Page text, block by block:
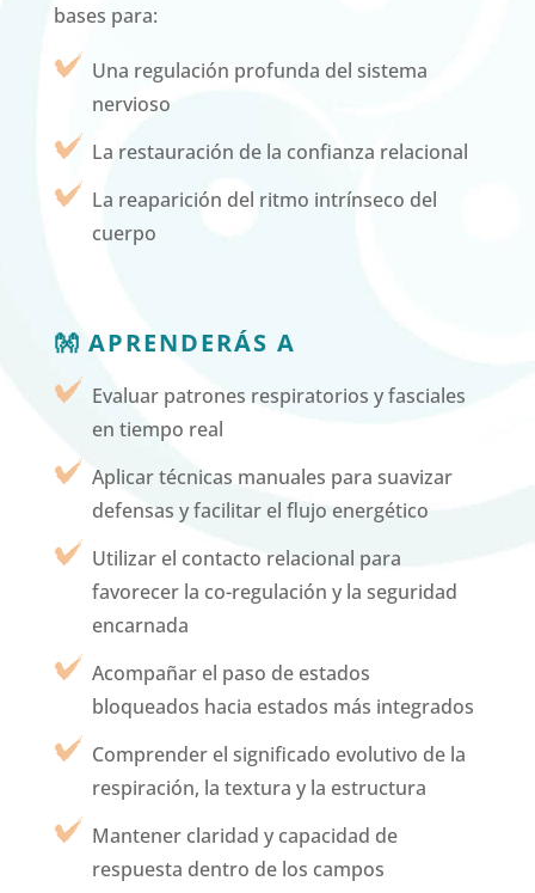
bases para:
Una regulación profunda del sistema
nervioso
La restauración de la confianza relacional
La reaparición del ritmo intrínseco del
cuerpo
👐 APRENDERÁS A
Evaluar patrones respiratorios y fasciales
en tiempo real
Aplicar técnicas manuales para suavizar
defensas y facilitar el flujo energético
Utilizar el contacto relacional para
favorecer la co-regulación y la seguridad
encarnada
Acompañar el paso de estados
bloqueados hacia estados más integrados
Comprender el significado evolutivo de la
respiración, la textura y la estructura
Mantener claridad y capacidad de
respuesta dentro de los campos